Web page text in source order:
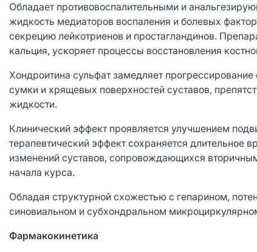
Обладает противовоспалительными и
жидкость медиаторов воспаления и болевых
секрецию лейкотриенов и простагландинов.
кальция, ускоряет процессы восстановления
Хондроитина сульфат замедляет
сумки и хрящевых поверхностей суставов,
жидкости.
Клинический эффект проявляется улучшением
терапевтический эффект сохраняется длительное
изменений суставов, сопровождающихся
начала курса.
Обладая структурной схожестью с гепарином,
синовиальном и субхондральном
Фармакокинетика